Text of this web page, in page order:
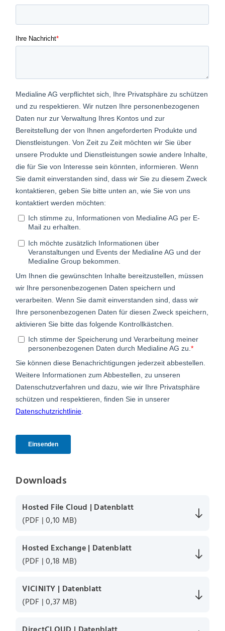
Downloads
Hosted File Cloud | Datenblatt
(PDF | 0,10 MB)
Hosted Exchange | Datenblatt
(PDF | 0,18 MB)
VICINITY | Datenblatt
(PDF | 0,37 MB)